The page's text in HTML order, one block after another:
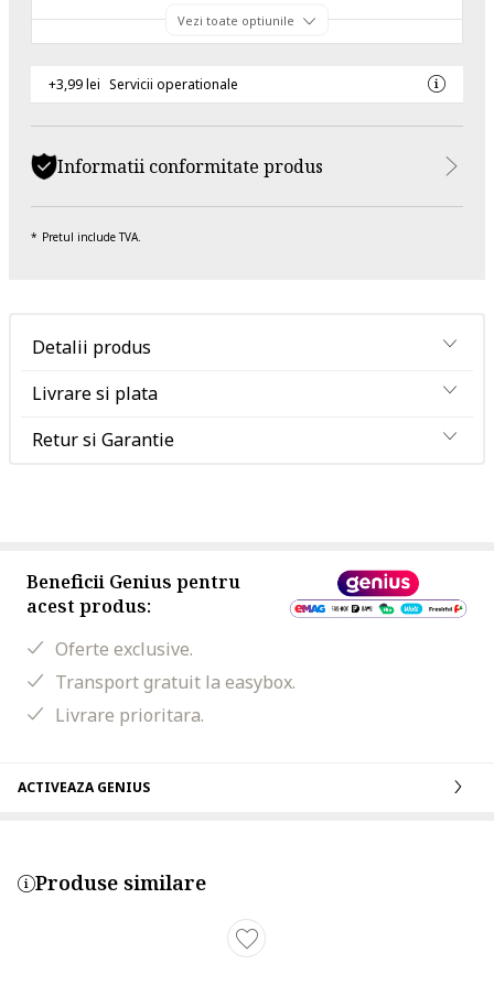
Vezi toate optiunile
+3,99 lei Servicii operationale
Informatii conformitate produs
Pretul include TVA.
Detalii produs
Livrare si plata
Retur si Garantie
Beneficii Genius pentru
acest produs:
Oferte exclusive.
Transport gratuit la easybox.
Livrare prioritara.
ACTIVEAZA GENIUS
Produse similare